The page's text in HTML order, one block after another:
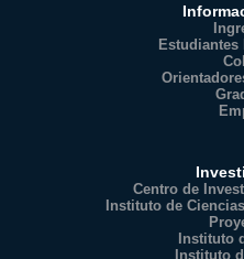
Estudiantes
Centro de
Instituto de
Instituto
Instituto